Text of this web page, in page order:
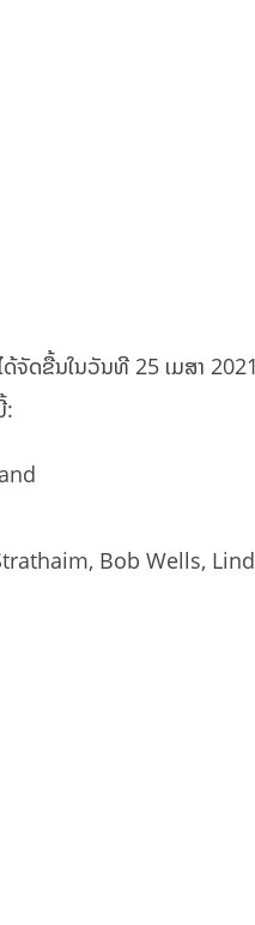
ດຂື້ນໃນວັນທີ 25 ເມສາ 2021
:
Bob Wells,